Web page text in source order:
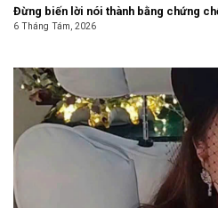
Đừng biến lời nói thành bằng chứng
6 Tháng Tám, 2026